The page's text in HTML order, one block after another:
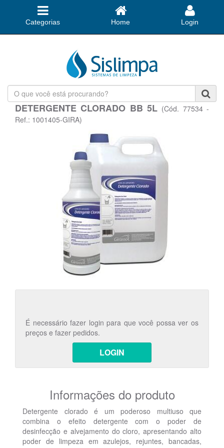
Categorias Home Login
O
que
você
está
DETERGENTE CLORADO BB 5L (Cód. 77534 -
Ref.: 1001405-GIRA)
É necessário fazer login para que você possa ver os
preços e fazer pedidos.
LOGIN
Informações do produto
Detergente clorado é um poderoso multiuso que
combina o efeito detergente com o poder de
desinfecção e alvejamento do cloro, apresentando alto
poder de limpeza em azulejos, rejuntes, bancadas,